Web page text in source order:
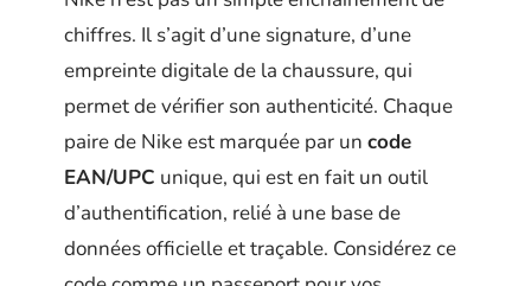
chiffres. Il s’agit d’une signature, d’une
empreinte digitale de la chaussure, qui
permet de vérifier son authenticité. Chaque
paire de Nike est marquée par un code
EAN/UPC unique, qui est en fait un outil
d’authentification, relié à une base de
données officielle et traçable. Considérez ce